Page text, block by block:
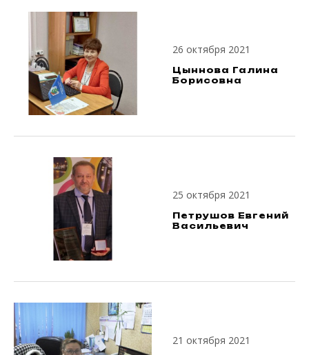
26 октября 2021
Цыннова Галина
Борисовна
25 октября 2021
Петрушов Евгений
Васильевич
21 октября 2021